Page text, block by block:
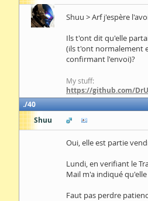
Shuu > Arf j'espère
Ils t'ont dit qu'elle
(ils t'ont normalement
confirmant l'envoi)?
My stuff:
https://github.com/
40
Shuu
Oui, elle est partie
Lundi, en verifiant le
Mail m'a indiqué
Faut pas perdre